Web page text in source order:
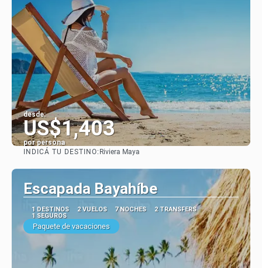
desde:
US$1,403
por persona
Ver
INDICÁ TU DESTINO: Riviera Maya
Escapada Bayahíbe
1 DESTINOS 2 VUELOS 7 NOCHES
2 TRANSFERS
1 SEGUROS
Paquete de vacaciones